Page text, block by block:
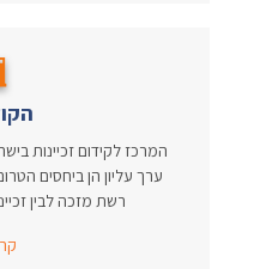
המרכז לקידום זכיינות
ערך עליון הן ביחסים
רשת מזכה לבין